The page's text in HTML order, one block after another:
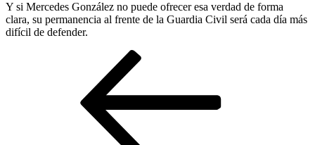
Y si Mercedes González no puede ofrecer esa verdad de forma
clara, su permanencia al frente de la Guardia Civil será cada día más
difícil de defender.